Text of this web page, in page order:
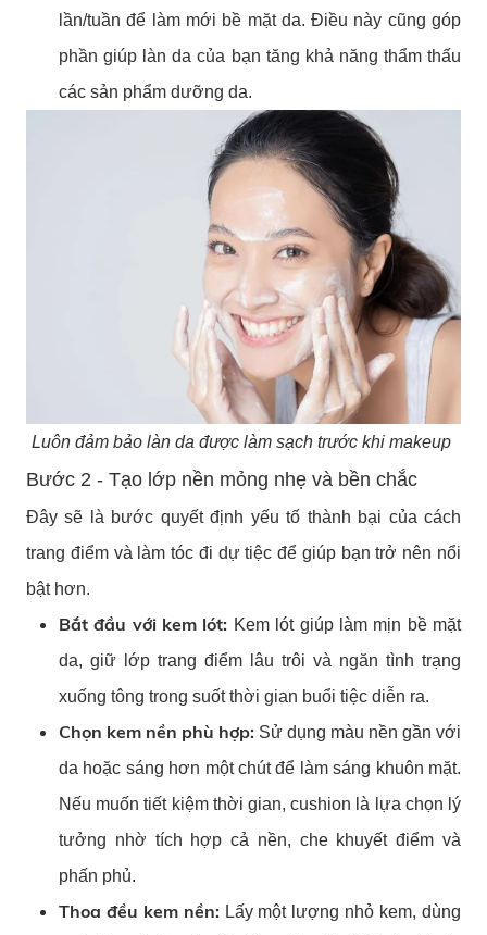
lần/tuần để làm mới bề mặt da. Điều này cũng góp
phần giúp làn da của bạn tăng khả năng thẩm thấu
các sản phẩm dưỡng da.
Luôn đảm bảo làn da được làm sạch trước khi makeup
Bước 2 - Tạo lớp nền mỏng nhẹ và bền chắc
Đây sẽ là bước quyết định yếu tố thành bại của cách
trang điểm và làm tóc đi dự tiệc để giúp bạn trở nên nổi
bật hơn.
Bắt đầu với kem lót: Kem lót giúp làm mịn bề mặt
da, giữ lớp trang điểm lâu trôi và ngăn tình trạng
xuống tông trong suốt thời gian buổi tiệc diễn ra.
Chọn kem nền phù hợp: Sử dụng màu nền gần với
da hoặc sáng hơn một chút để làm sáng khuôn mặt.
Nếu muốn tiết kiệm thời gian, cushion là lựa chọn lý
tưởng nhờ tích hợp cả nền, che khuyết điểm và
phấn phủ.
Thoa đều kem nền:Lấy một lượng nhỏ kem, dùng